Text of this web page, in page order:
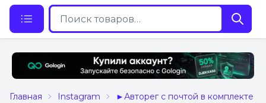
Главная Instagram ►Авторег с почтой в комплекте